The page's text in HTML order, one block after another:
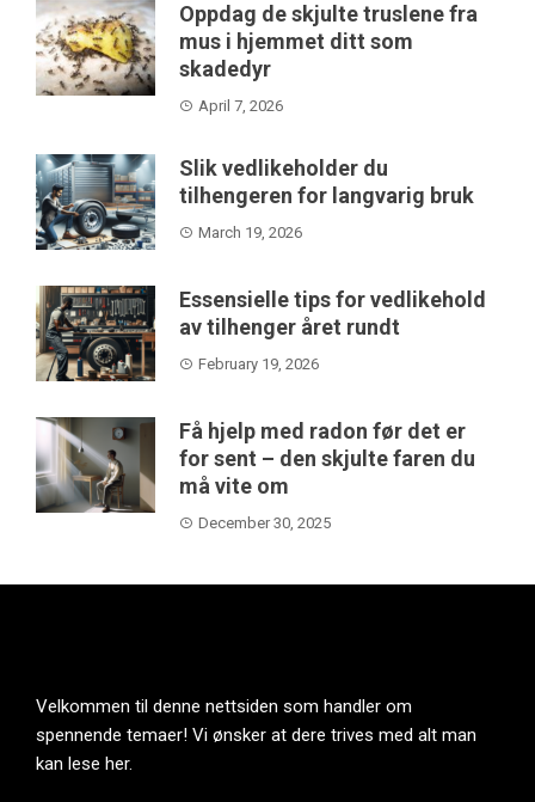
Oppdag de skjulte truslene fra
mus i hjemmet ditt som
skadedyr
April 7, 2026
Slik vedlikeholder du
tilhengeren for langvarig bruk
March 19, 2026
Essensielle tips for vedlikehold
av tilhenger året rundt
February 19, 2026
Få hjelp med radon før det er
for sent – den skjulte faren du
må vite om
December 30, 2025
Velkommen til denne nettsiden som handler om
spennende temaer! Vi ønsker at dere trives med alt man
kan lese her.